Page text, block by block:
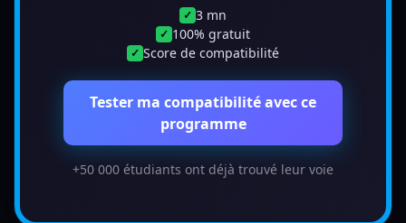
✓ 3 mn
✓ 100% gratuit
✓ Score de compatibilité
Tester ma compatibilité avec ce
programme
+50 000 étudiants ont déjà trouvé leur voie